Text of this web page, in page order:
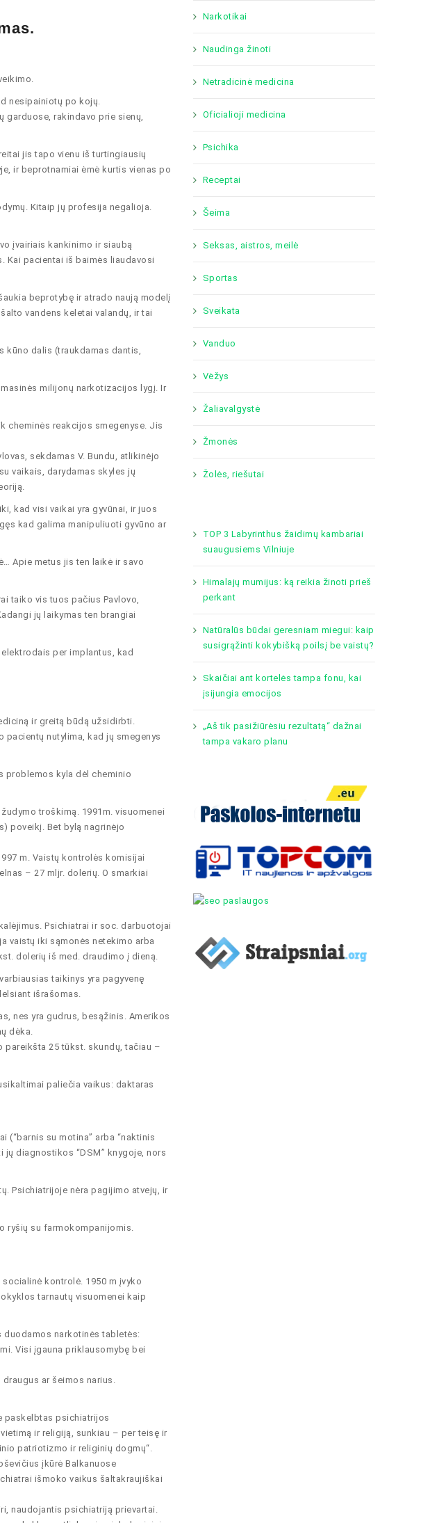
nesipainiotų po kojų.
garduose, rakindavo prie sienų,
jis tapo vienu iš turtingiausių
ir beprotnamiai ėmė kurtis vienas po
Kitaip jų profesija negalioja.
įvairiais kankinimo ir siaubą
Kai pacientai iš baimės liaudavosi
beprotybę ir atrado naują modelį
vandens keletai valandų, ir tai
kūno dalis (traukdamas dantis,
milijonų narkotizacijos lygį. Ir
cheminės reakcijos smegenyse. Jis
sekdamas V. Bundu, atlikinėjo
vaikais, darydamas skyles jų
kad visi vaikai yra gyvūnai, ir juos
kad galima manipuliuoti gyvūno ar
Apie metus jis ten laikė ir savo
taiko vis tuos pačius Pavlovo,
jų laikymas ten brangiai
per implantus, kad
ir greitą būdą užsidirbti.
nutylima, kad jų smegenys
problemos kyla dėl cheminio
troškimą. 1991m. visuomenei
poveikį. Bet bylą nagrinėjo
m. Vaistų kontrolės komisijai
– 27 mljr. dolerių. O smarkiai
Psichiatrai ir soc. darbuotojai
vaistų iki sąmonės netekimo arba
dolerių iš med. draudimo į dieną.
taikinys yra pagyvenę
išrašomas.
nes yra gudrus, besąžinis. Amerikos
dėka.
pareikšta 25 tūkst. skundų, tačiau –
paliečia vaikus: daktaras
(“barnis su motina” arba “naktinis
jų diagnostikos “DSM” knygoje, nors
Psichiatrijoje nėra pagijimo atvejų, ir
ryšių su farmokompanijomis.
kontrolė. 1950 m įvyko
tarnautų visuomenei kaip
duodamos narkotinės tabletės:
Visi įgauna priklausomybę bei
ar šeimos narius.
paskelbtas psichiatrijos
ir religiją, sunkiau – per teisę ir
patriotizmo ir religinių dogmų“.
įkūrė Balkanuose
išmoko vaikus šaltakraujiškai
naudojantis psichiatriją prievartai.
Narkotikai
Naudinga žinoti
Netradicinė medicina
Oficialioji medicina
Psichika
Receptai
Šeima
Seksas, aistros, meilė
Sportas
Sveikata
Vanduo
Vėžys
Žaliavalgystė
Žmonės
Žolės, riešutai
TOP 3 Labyrinthus žaidimų kambariai
suaugusiems Vilniuje
Himalajų mumijus: ką reikia žinoti prieš
perkant
Natūralūs būdai geresniam miegui: kaip
susigrąžinti kokybišką poilsį be vaistų?
Skaičiai ant kortelės tampa fonu, kai
įsijungia emocijos
„Aš tik pasižiūrėsiu rezultatą“ dažnai
tampa vakaro planu